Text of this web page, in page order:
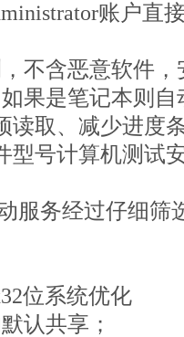
账户直
不含恶意软件，
果是笔记本则
读取、减少进度
型号计算机测试
服务经过仔细筛
位系统优化
认共享；